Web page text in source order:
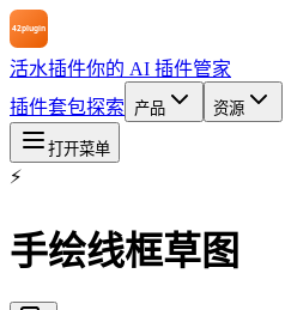
活水插件你的 AI 插件管家
插件套包探索 产品 资源
打开菜单
⚡
手绘线框草图